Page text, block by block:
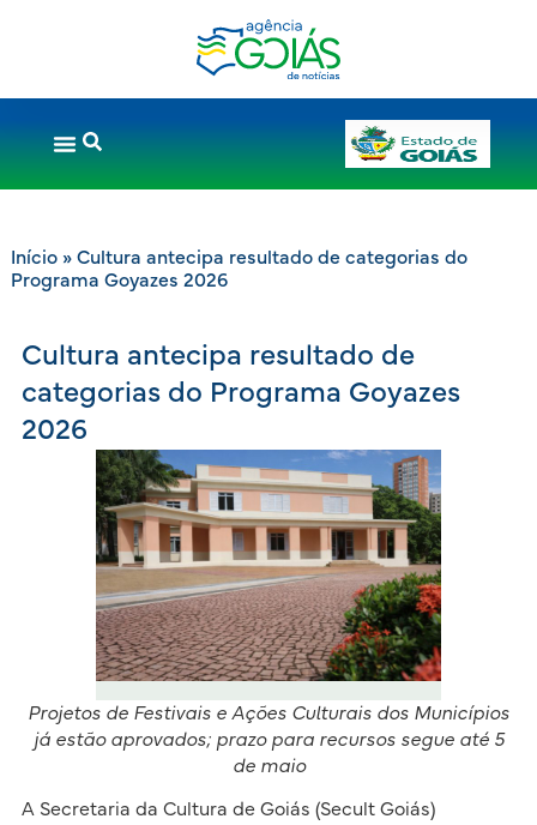
Início» Cultura antecipa resultado de categorias do
Programa Goyazes 2026
Cultura antecipa resultado de
categorias do Programa Goyazes
2026
Projetos de Festivais e Ações Culturais dos Municípios
já estão aprovados; prazo para recursos segue até 5
de maio
A Secretaria da Cultura de Goiás (Secult Goiás)